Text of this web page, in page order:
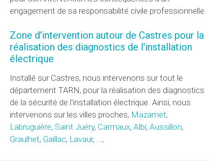
engagement de sa responsabilité civile professionnelle.
Zone d'intervention autour de Castres pour la
réalisation des diagnostics de l'installation
électrique
Installé sur Castres, nous intervenons sur tout le
département TARN, pour la réalisation des diagnostics
de la sécurité de l'installation électrique. Ainsi, nous
intervenons sur les villes proches, Mazamet,
Labruguière, Saint Juéry, Carmaux, Albi, Aussillon,
Graulhet, Gaillac, Lavaur, ...,